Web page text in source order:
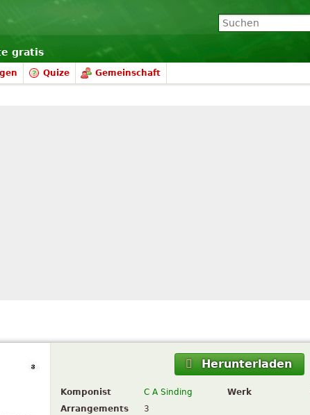
gratis
Quize Gemeinschaft
Herunterladen
Komponist C A Sinding Werk
Arrangements
3